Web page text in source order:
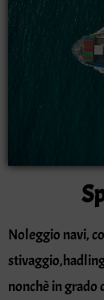
Noleggio navi,
nonchè in